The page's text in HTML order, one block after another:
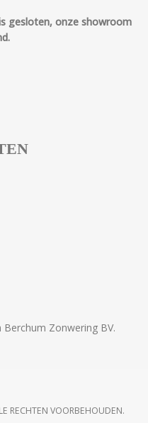
gesloten, onze showroom
Zonwering BV.
RECHTEN VOORBEHOUDEN.